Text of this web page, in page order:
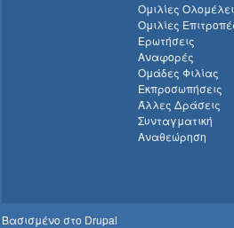
Ομιλίες
Ομιλίες
Ερωτήσεις
Αναφορές
Ομάδες Φιλίας
Εκπροσωπήσεις
Άλλες Δράσεις
Συνταγματική
Αναθεώρηση
Βασισμένο στο Drupal